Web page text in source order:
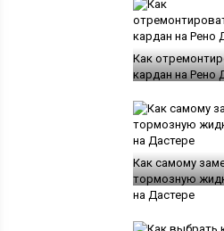
Как
кардан на Рено
Как самому
тормозную
на Дастере